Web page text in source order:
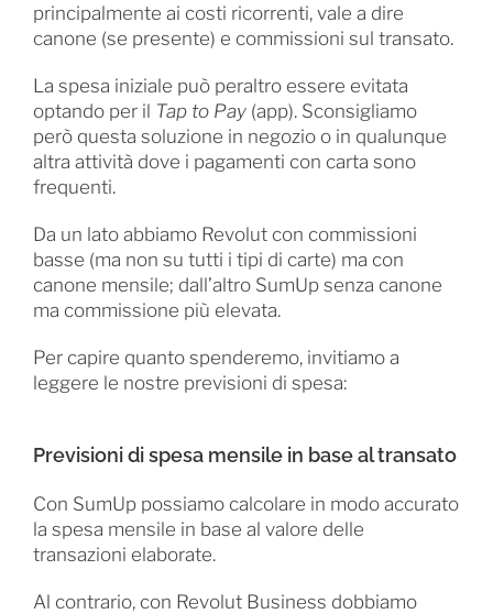
principalmente ai costi ricorrenti, vale a dire
canone (se presente) e commissioni sul transato.
La spesa iniziale può peraltro essere evitata
optando per il Tap to Pay(app). Sconsigliamo
però questa soluzione in negozio o in qualunque
altra attività dove i pagamenti con carta sono
frequenti.
Da un lato abbiamo Revolut con commissioni
basse (ma non su tutti i tipi di carte) ma con
canone mensile; dall’altro SumUp senza canone
ma commissione più elevata.
Per capire quanto spenderemo, invitiamo a
leggere le nostre previsioni di spesa:
Previsioni di spesa mensile in base al transato
Con SumUp possiamo calcolare in modo accurato
la spesa mensile in base al valore delle
transazioni elaborate.
Al contrario, con Revolut Business dobbiamo